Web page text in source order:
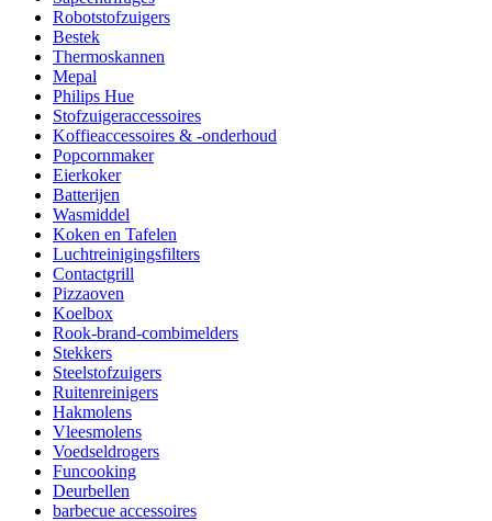
Robotstofzuigers
Bestek
Thermoskannen
Mepal
Philips Hue
Stofzuigeraccessoires
Koffieaccessoires & -onderhoud
Popcornmaker
Eierkoker
Batterijen
Wasmiddel
Koken en Tafelen
Luchtreinigingsfilters
Contactgrill
Pizzaoven
Koelbox
Rook-brand-combimelders
Stekkers
Steelstofzuigers
Ruitenreinigers
Hakmolens
Vleesmolens
Voedseldrogers
Funcooking
Deurbellen
barbecue accessoires